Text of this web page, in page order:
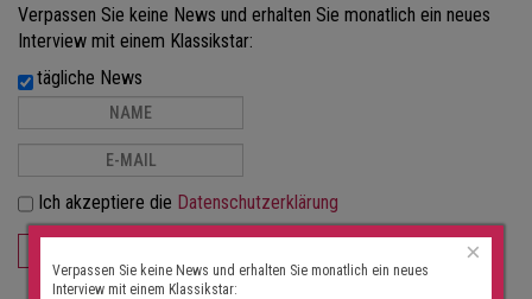
Verpassen Sie keine News und erhalten Sie monatlich ein neues
Interview mit einem Klassikstar:
tägliche News
Ich akzeptiere die Datenschutzerklärung
×
Verpassen Sie keine News und erhalten Sie monatlich ein neues
Interview mit einem Klassikstar: